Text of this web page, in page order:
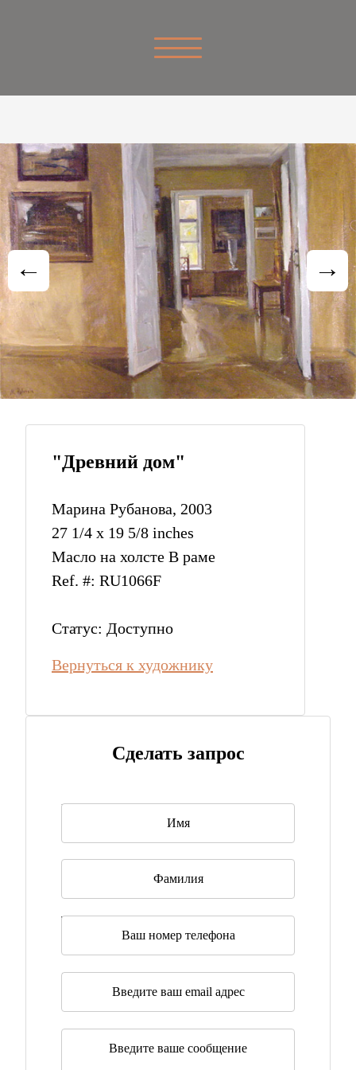
"Древний дом"
Марина Рубанова, 2003
27 1/4 x 19 5/8 inches
Масло на холсте В раме
Ref. #: RU1066F
Статус: Доступно
Вернуться к художнику
Сделать запрос
Имя*
Фамилия
Телефон
Эл. почта*
Сообщение*